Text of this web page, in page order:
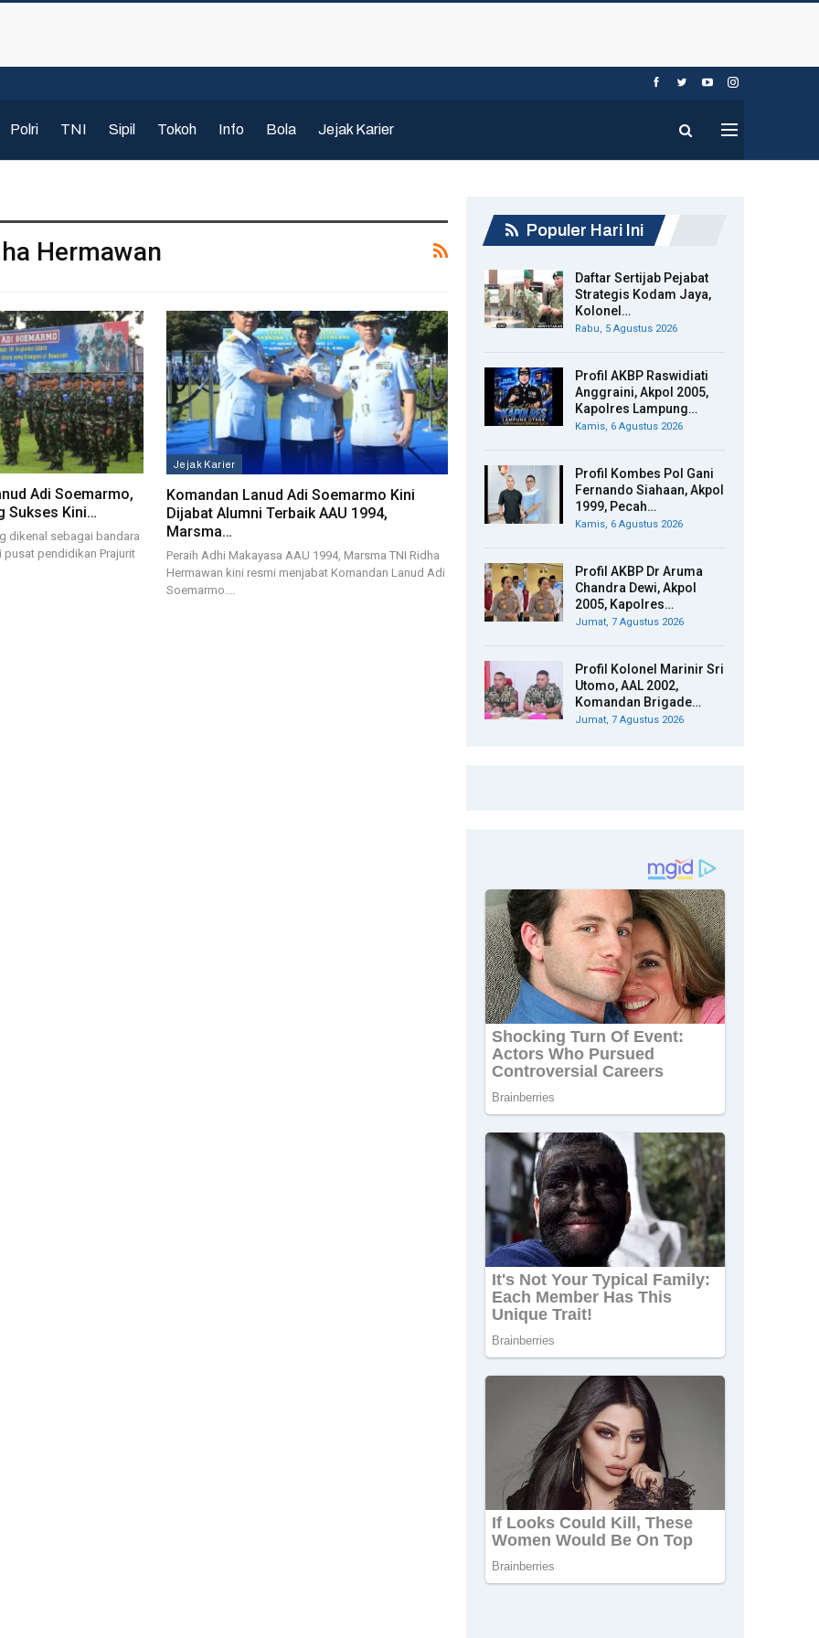
Polri TNI Sipil Tokoh Info Bola Jejak Karier
Hermawan
Adi Soemarmo,
Sukses Kini…
dikenal sebagai bandara
pendidikan Prajurit
Jejak Karier
Komandan Lanud Adi Soemarmo Kini
Dijabat Alumni Terbaik AAU 1994,
Marsma…
Peraih Adhi Makayasa AAU 1994, Marsma TNI Ridha
Hermawan kini resmi menjabat Komandan Lanud Adi
Soemarmo.…
Populer Hari Ini
Daftar Sertijab Pejabat
Strategis Kodam Jaya,
Kolonel…
Rabu, 5 Agustus 2026
Profil AKBP Raswidiati
Anggraini, Akpol 2005,
Kapolres Lampung…
Kamis, 6 Agustus 2026
Profil Kombes Pol Gani
Fernando Siahaan, Akpol
1999, Pecah…
Kamis, 6 Agustus 2026
Profil AKBP Dr Aruma
Chandra Dewi, Akpol
2005, Kapolres…
Jumat, 7 Agustus 2026
Profil Kolonel Marinir Sri
Utomo, AAL 2002,
Komandan Brigade…
Jumat, 7 Agustus 2026